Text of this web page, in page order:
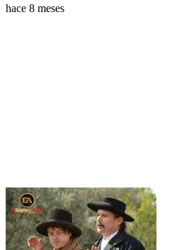
hace 8 meses